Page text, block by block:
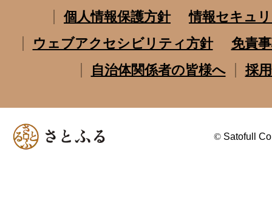
個人情報保護方針
情報セキュ
ウェブアクセシビリティ方針
免責
自治体関係者の皆様へ
採
© Satofull